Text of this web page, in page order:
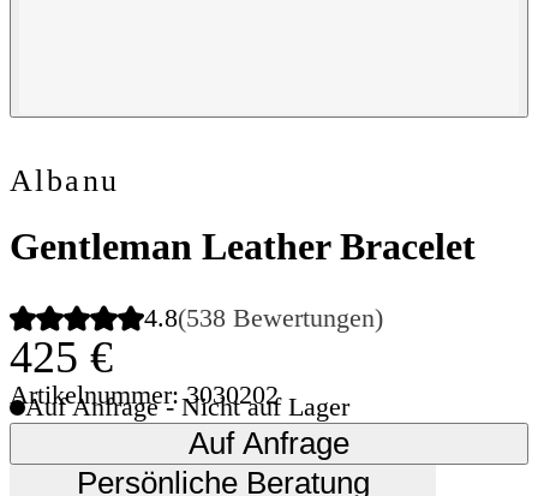
Albanu
Gentleman Leather Bracelet
4.8(538 Bewertungen)
425 €
Artikelnummer: 3030202
Auf Anfrage - Nicht auf Lager
Auf Anfrage
Persönliche Beratung